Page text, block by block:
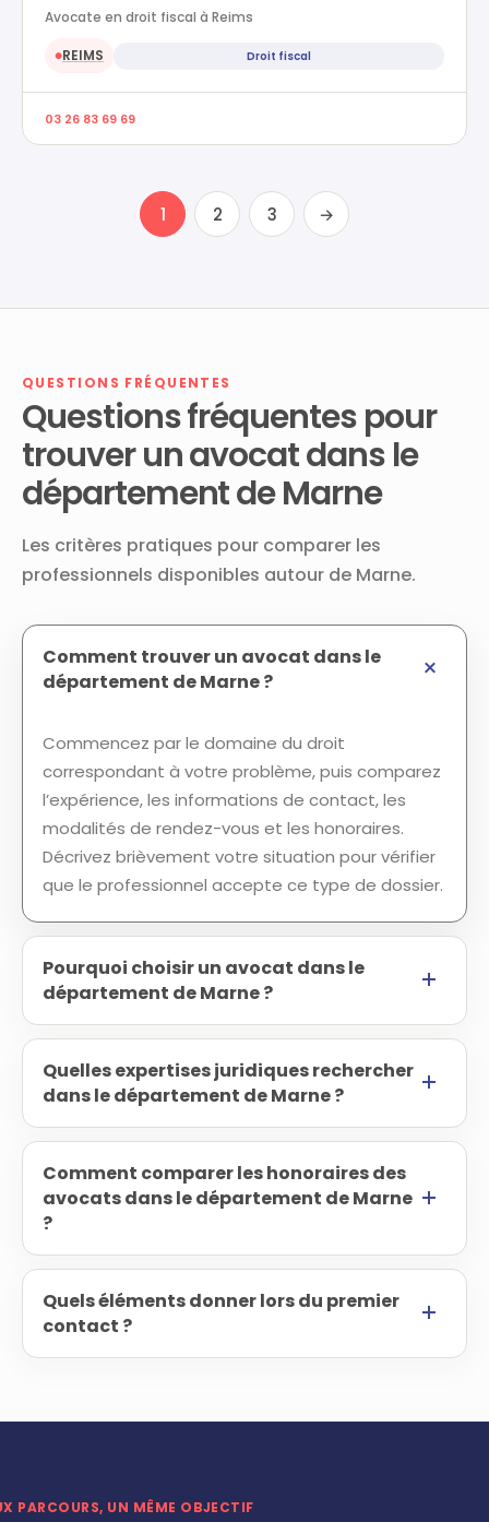
Avocate en droit fiscal à Reims
●REIMS Droit fiscal
03 26 83 69 69
1 2 3 →
QUESTIONS FRÉQUENTES
Questions fréquentes pour
trouver un avocat dans le
département de Marne
Les critères pratiques pour comparer les
professionnels disponibles autour de Marne.
Comment trouver un avocat dans le
département de Marne ?
Commencez par le domaine du droit
correspondant à votre problème, puis comparez
l’expérience, les informations de contact, les
modalités de rendez-vous et les honoraires.
Décrivez brièvement votre situation pour vérifier
que le professionnel accepte ce type de dossier.
Pourquoi choisir un avocat dans le
département de Marne ?
Quelles expertises juridiques rechercher
dans le département de Marne ?
Comment comparer les honoraires des
avocats dans le département de Marne
?
Quels éléments donner lors du premier
contact ?
PARCOURS, UN MÊME OBJECTIF